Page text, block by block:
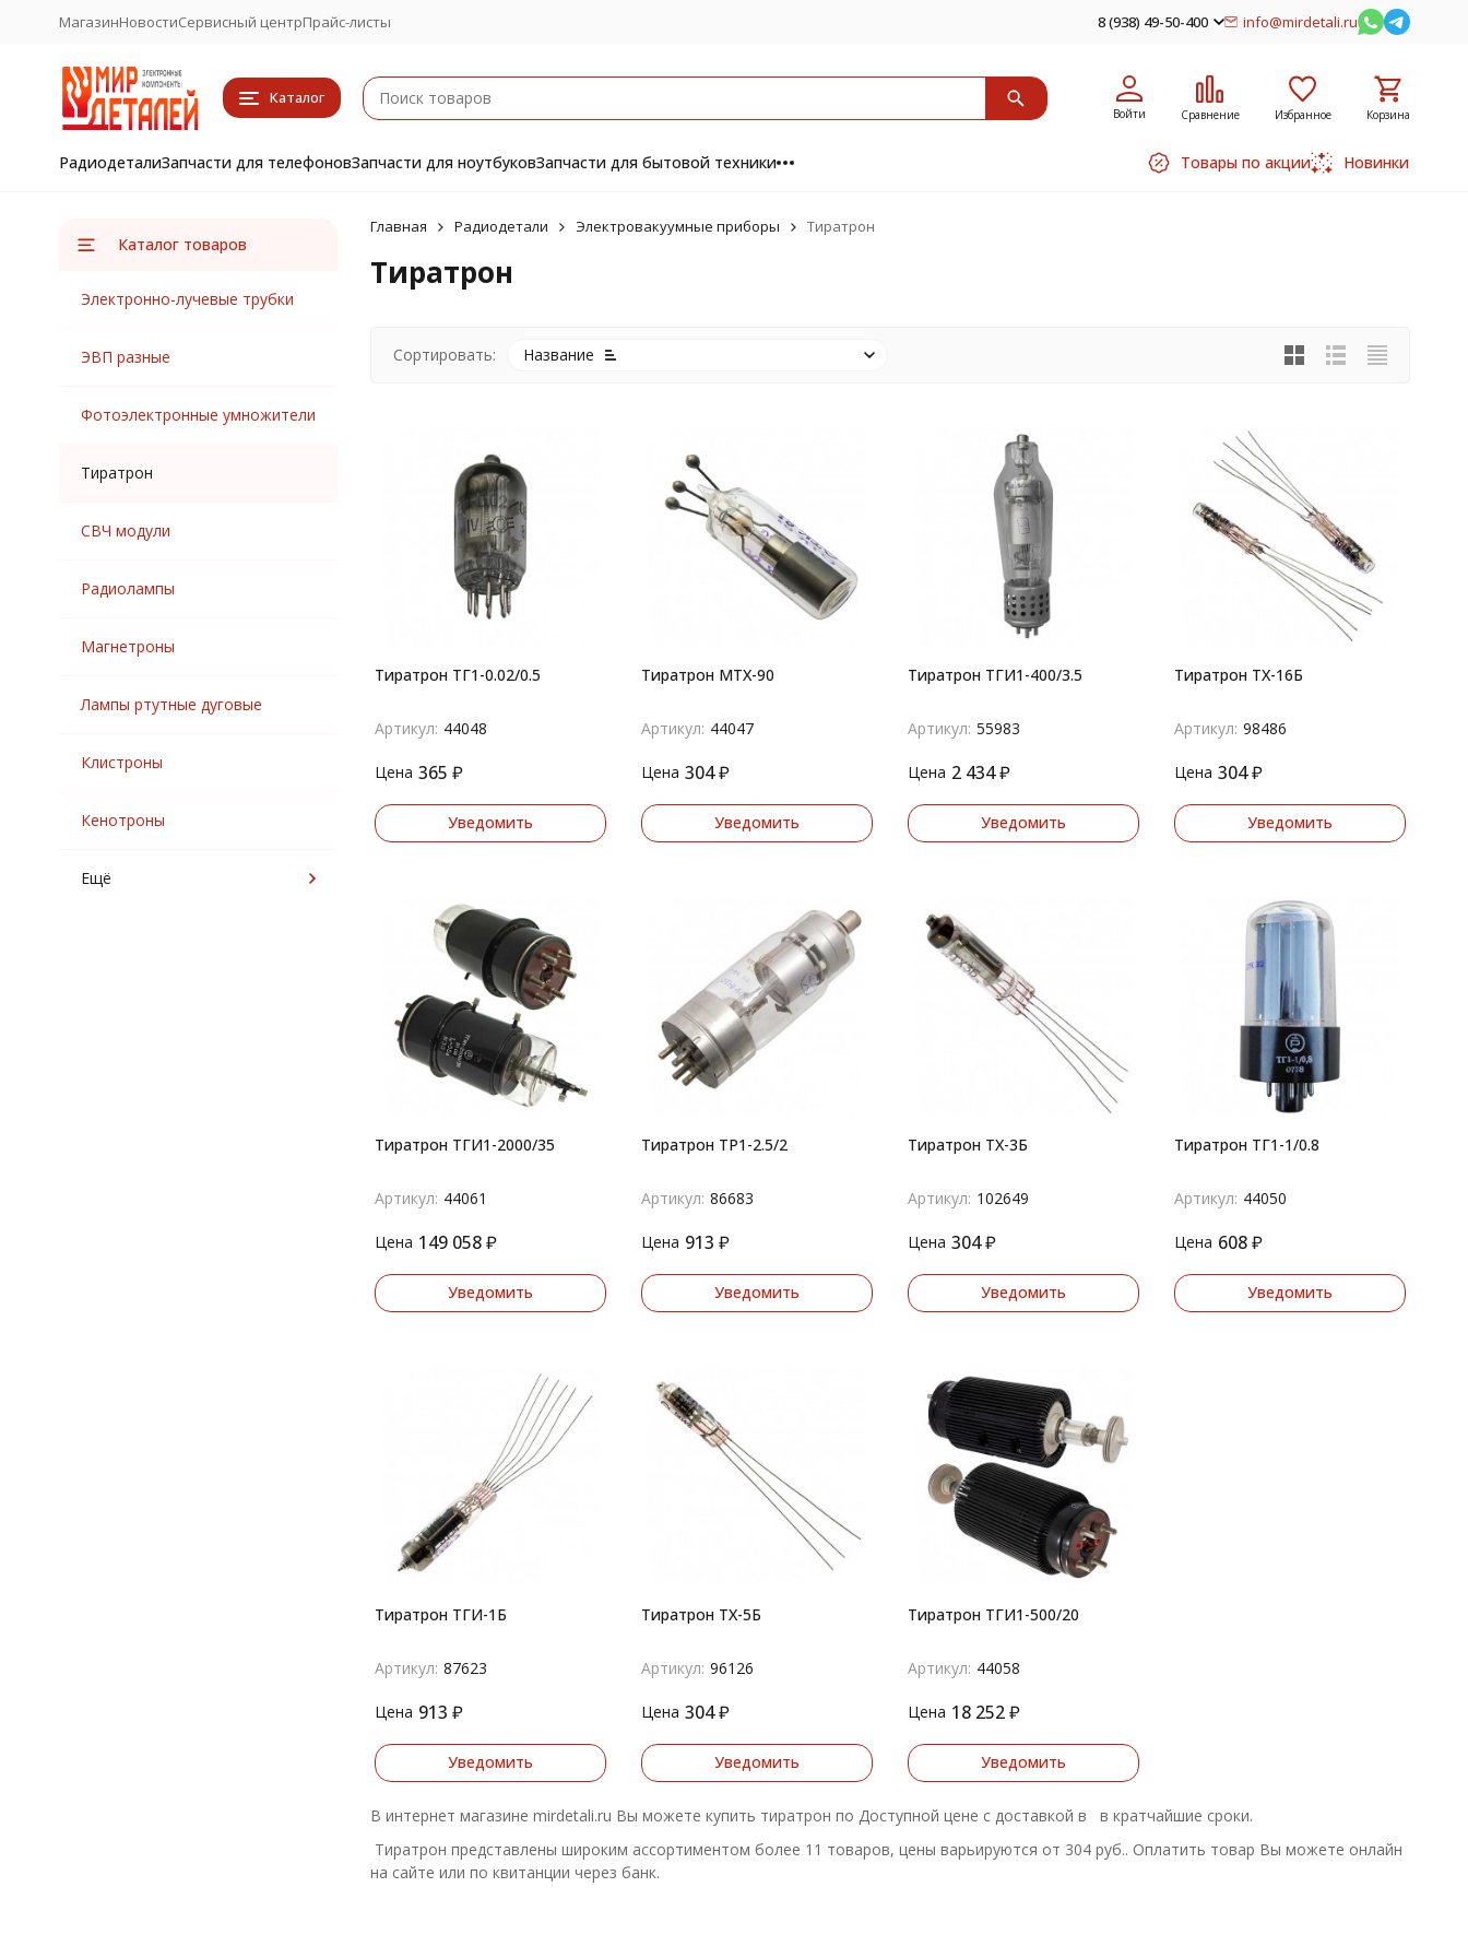
МагазинНовостиСервисный центрПрайс-листы 8 (938) 49-50-400 info@mirdetali.ru
Каталог
Войти Сравнение Избранное Корзина
РадиодеталиЗапчасти для телефоновЗапчасти для ноутбуковЗапчасти для бытовой техники Товары по акции Новинки
Главная Радиодетали Электровакуумные приборы Тиратрон
Тиратрон
Сортировать: Название
Тиратрон ТГ1-0.02/0.5
Артикул: 44048
Цена 365 ₽
Уведомить
Тиратрон МТХ-90
Артикул: 44047
Цена 304 ₽
Уведомить
Тиратрон ТГИ1-400/3.5
Артикул: 55983
Цена 2 434 ₽
Уведомить
Тиратрон ТХ-16Б
Артикул: 98486
Цена 304 ₽
Уведомить
Тиратрон ТГИ1-2000/35
Артикул: 44061
Цена 149 058 ₽
Уведомить
Тиратрон ТР1-2.5/2
Артикул: 86683
Цена 913 ₽
Уведомить
Тиратрон ТХ-3Б
Артикул: 102649
Цена 304 ₽
Уведомить
Тиратрон ТГ1-1/0.8
Артикул: 44050
Цена 608 ₽
Уведомить
Тиратрон ТГИ-1Б
Артикул: 87623
Цена 913 ₽
Уведомить
Тиратрон ТХ-5Б
Артикул: 96126
Цена 304 ₽
Уведомить
Тиратрон ТГИ1-500/20
Артикул: 44058
Цена 18 252 ₽
Уведомить
В интернет магазине mirdetali.ru Вы можете купить тиратрон по Доступной цене с доставкой в в кратчайшие сроки.
Тиратрон представлены широким ассортиментом более 11 товаров, цены варьируются от 304 руб.. Оплатить товар Вы можете онлайн
на сайте или по квитанции через банк.
Каталог товаров
Электронно-лучевые трубки
ЭВП разные
Фотоэлектронные умножители
Тиратрон
СВЧ модули
Радиолампы
Магнетроны
Лампы ртутные дуговые
Клистроны
Кенотроны
Ещё